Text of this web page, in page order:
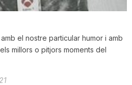
el nostre particular humor i amb
millors o pitjors moments del